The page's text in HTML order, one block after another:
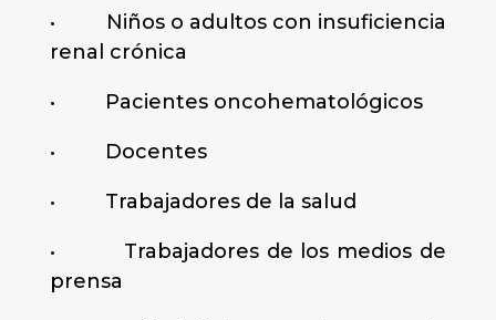
• Niños o adultos con insuficiencia
renal crónica
• Pacientes oncohematológicos
• Docentes
• Trabajadores de la salud
• Trabajadores de los medios de
prensa